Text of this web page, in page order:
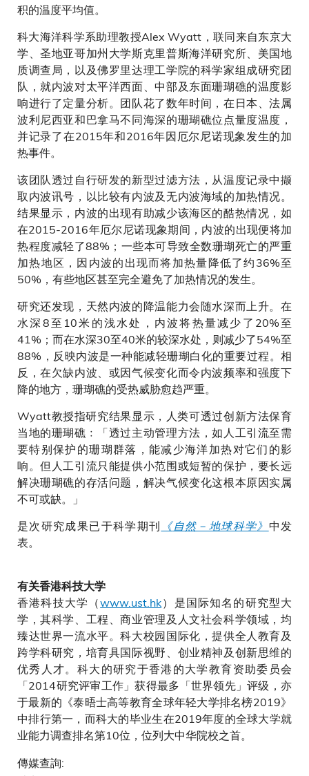
积的温度平均值。
科大海洋科学系助理教授Alex Wyatt，联同来自东京大
学、圣地亚哥加州大学斯克里普斯海洋研究所、美国地
质调查局，以及佛罗里达理工学院的科学家组成研究团
队，就内波对太平洋西面、中部及东面珊瑚礁的温度影
响进行了定量分析。团队花了数年时间，在日本、法属
波利尼西亚和巴拿马不同海深的珊瑚礁位点量度温度，
并记录了在2015年和2016年因厄尔尼诺现象发生的加
热事件。
该团队透过自行研发的新型过滤方法，从温度记录中撷
取内波讯号，以比较有内波及无内波海域的加热情况。
结果显示，内波的出现有助减少该海区的酷热情况，如
在2015-2016年厄尔尼诺现象期间，内波的出现便将加
热程度减轻了88%；一些本可导致全数珊瑚死亡的严重
加热地区，因内波的出现而将加热量降低了约36%至
50%，有些地区甚至完全避免了加热情况的发生。
研究还发现，天然内波的降温能力会随水深而上升。在
水深8至10米的浅水处，内波将热量减少了20%至
41%；而在水深30至40米的较深水处，则减少了54%至
88%，反映内波是一种能减轻珊瑚白化的重要过程。相
反，在欠缺内波、或因气候变化而令内波频率和强度下
降的地方，珊瑚礁的受热威胁愈趋严重。
Wyatt教授指研究结果显示，人类可透过创新方法保育
当地的珊瑚礁﹕「透过主动管理方法，如人工引流至需
要特别保护的珊瑚群落，能减少海洋加热对它们的影
响。但人工引流只能提供小范围或短暂的保护，要长远
解决珊瑚礁的存活问题，解决气候变化这根本原因实属
不可或缺。」
是次研究成果已于科学期刊 《自然－地球科学》 中发
表。
有关香港科技大学
香港科技大学（www.ust.hk）是国际知名的研究型大
学，其科学、工程、商业管理及人文社会科学领域，均
臻达世界一流水平。科大校园国际化，提供全人教育及
跨学科研究，培育具国际视野、创业精神及创新思维的
优秀人才。科大的研究于香港的大学教育资助委员会
「2014研究评审工作」获得最多「世界领先」评级，亦
于最新的《泰晤士高等教育全球年轻大学排名榜2019》
中排行第一，而科大的毕业生在2019年度的全球大学就
业能力调查排名第10位，位列大中华院校之首。
傳媒查詢: